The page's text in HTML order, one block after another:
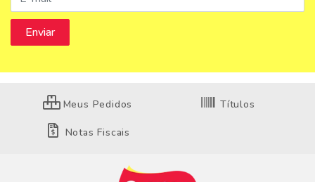
Meus Pedidos Títulos
Notas Fiscais